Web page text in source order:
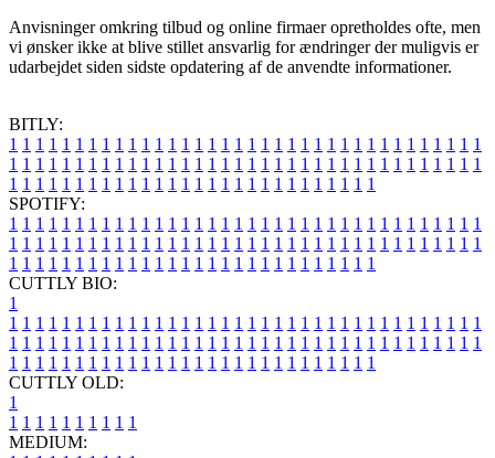
Anvisninger omkring tilbud og online firmaer opretholdes ofte, men
vi ønsker ikke at blive stillet ansvarlig for ændringer der muligvis er
udarbejdet siden sidste opdatering af de anvendte informationer.
BITLY:
1 1 1 1 1 1 1 1 1 1 1 1 1 1 1 1 1 1 1 1 1 1 1 1 1 1 1 1 1 1 1 1 1 1 1 1
1 1 1 1 1 1 1 1 1 1 1 1 1 1 1 1 1 1 1 1 1 1 1 1 1 1 1 1 1 1 1 1 1 1 1 1
1 1 1 1 1 1 1 1 1 1 1 1 1 1 1 1 1 1 1 1 1 1 1 1 1 1 1 1
SPOTIFY:
1 1 1 1 1 1 1 1 1 1 1 1 1 1 1 1 1 1 1 1 1 1 1 1 1 1 1 1 1 1 1 1 1 1 1 1
1 1 1 1 1 1 1 1 1 1 1 1 1 1 1 1 1 1 1 1 1 1 1 1 1 1 1 1 1 1 1 1 1 1 1 1
1 1 1 1 1 1 1 1 1 1 1 1 1 1 1 1 1 1 1 1 1 1 1 1 1 1 1 1
CUTTLY BIO:
1
1 1 1 1 1 1 1 1 1 1 1 1 1 1 1 1 1 1 1 1 1 1 1 1 1 1 1 1 1 1 1 1 1 1 1 1
1 1 1 1 1 1 1 1 1 1 1 1 1 1 1 1 1 1 1 1 1 1 1 1 1 1 1 1 1 1 1 1 1 1 1 1
1 1 1 1 1 1 1 1 1 1 1 1 1 1 1 1 1 1 1 1 1 1 1 1 1 1 1 1
CUTTLY OLD:
1
1 1 1 1 1 1 1 1 1 1
MEDIUM: